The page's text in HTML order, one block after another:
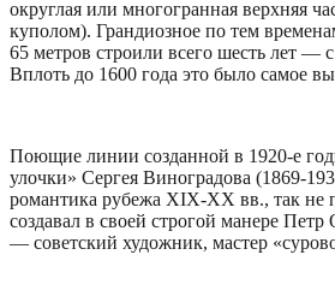
округлая или многогранная верхняя
куполом). Грандиозное по тем
65 метров строили всего шесть лет —
Вплоть до 1600 года это было самое
Поющие линии созданной в 1920-е
улочки» Сергея Виноградова (1869-
романтика рубежа XIX-ХХ вв., так не
создавал в своей строгой манере
— советский художник, мастер